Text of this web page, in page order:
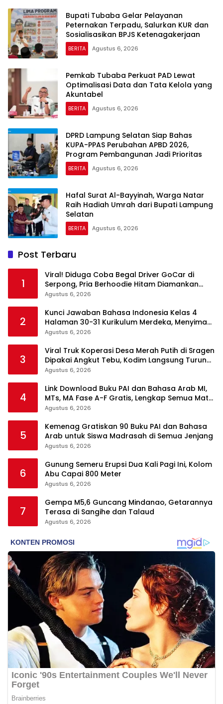
Bupati Tubaba Gelar Pelayanan
Peternakan Terpadu, Salurkan KUR dan
Sosialisasikan BPJS Ketenagakerjaan
BERITA Agustus 6, 2026
Pemkab Tubaba Perkuat PAD Lewat
Optimalisasi Data dan Tata Kelola yang
Akuntabel
BERITA Agustus 6, 2026
DPRD Lampung Selatan Siap Bahas
KUPA-PPAS Perubahan APBD 2026,
Program Pembangunan Jadi Prioritas
BERITA Agustus 6, 2026
Hafal Surat Al-Bayyinah, Warga Natar
Raih Hadiah Umrah dari Bupati Lampung
Selatan
BERITA Agustus 6, 2026
Post Terbaru
1
Viral! Diduga Coba Begal Driver GoCar di
Serpong, Pria Berhoodie Hitam Diamankan
Warga dan Polisi
Agustus 6, 2026
2
Kunci Jawaban Bahasa Indonesia Kelas 4
Halaman 30-31 Kurikulum Merdeka, Menyimak
Teks Kepala Suku Len
Agustus 6, 2026
3
Viral Truk Koperasi Desa Merah Putih di Sragen
Dipakai Angkut Tebu, Kodim Langsung Turun
Tangan
Agustus 6, 2026
4
Link Download Buku PAI dan Bahasa Arab MI,
MTs, MA Fase A-F Gratis, Lengkap Semua Mata
Pelajaran
Agustus 6, 2026
5
Kemenag Gratiskan 90 Buku PAI dan Bahasa
Arab untuk Siswa Madrasah di Semua Jenjang
Agustus 6, 2026
6
Gunung Semeru Erupsi Dua Kali Pagi Ini, Kolom
Abu Capai 800 Meter
Agustus 6, 2026
7
Gempa M5,6 Guncang Mindanao, Getarannya
Terasa di Sangihe dan Talaud
Agustus 6, 2026